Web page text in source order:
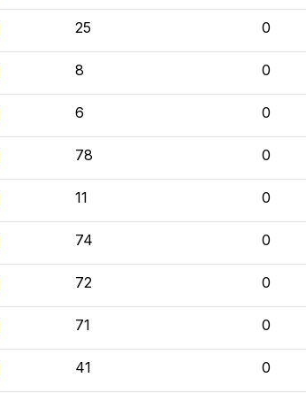
25 0
8 0
6 0
78 0
11 0
74 0
72 0
71 0
41 0